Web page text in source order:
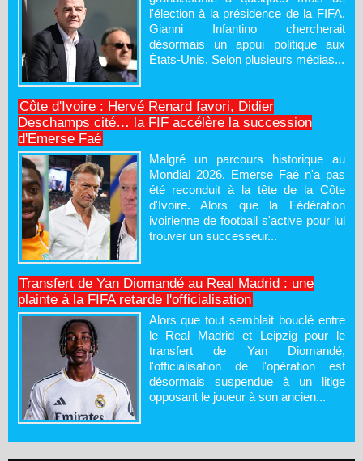
l'élection à la présidence de la FIFA,
Gianni Infantino chercherait
désormais un appui politique aux
États-Unis. Selon plusieurs médias...
Côte d'Ivoire : Hervé Renard favori, Didier
Deschamps cité… la FIF accélère la succession
d'Emerse Faé
Malgré un parcours historique au
Mondial 2026, Emerse Faé n'a pas
été reconduit à la tête de la Côte
d'Ivoire. Alors que la Fédération
ivoirienne de football s'active pour lui
trouver un successeur...
Transfert de Yan Diomandé au Real Madrid : une
plainte à la FIFA retarde l'officialisation
Alors que tout semblait bouclé entre
le Real Madrid et Leipzig pour le
transfert de Yan Diomandé,
l'officialisation de l'opération est
désormais suspendue à un litige
opposant le joueur à son ancien...